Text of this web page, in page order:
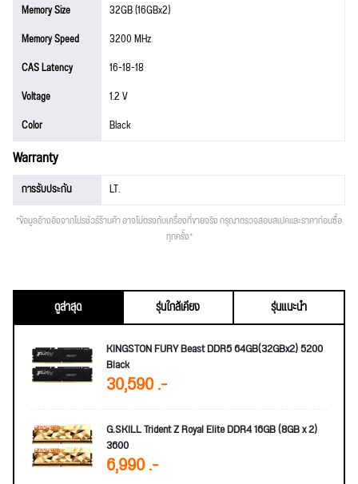
Memory Size
32GB (16GBx2)
Memory Speed
3200 MHz
CAS Latency
16-18-18
Voltage
1.2 V
Color
Black
Warranty
การรับประกัน LT.
*ข้อมูลอ้างอิงจากโปรชัวร์ร้านค้า อาจไม่ตรงกับเครื่องที่ขายจริง กรุณาตรวจสอบสเปคและราคาก่อนซื้อ
ทุกครั้ง*
ดูล่าสุด รุ่นใกล้เคียง
รุ่นแนะนำ
KINGSTON FURY Beast DDR5 64GB(32GBx2) 5200
Black
30,590 .-
G.SKILL Trident Z Royal Elite DDR4 16GB (8GB x 2)
3600
6,990 .-